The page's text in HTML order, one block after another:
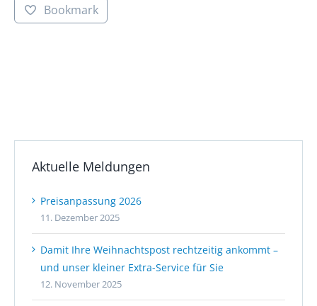
Bookmark
Aktuelle Meldungen
Preisanpassung 2026
11. Dezember 2025
Damit Ihre Weihnachtspost rechtzeitig ankommt –
und unser kleiner Extra-Service für Sie
12. November 2025